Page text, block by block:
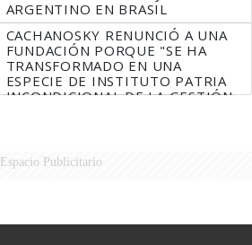
ARGENTINO EN BRASIL
CACHANOSKY RENUNCIÓ A UNA
FUNDACIÓN PORQUE "SE HA
TRANSFORMADO EN UNA
ESPECIE DE INSTITUTO PATRIA
INCONDICIONAL DE LA GESTIÓN
Espacio Publicitario